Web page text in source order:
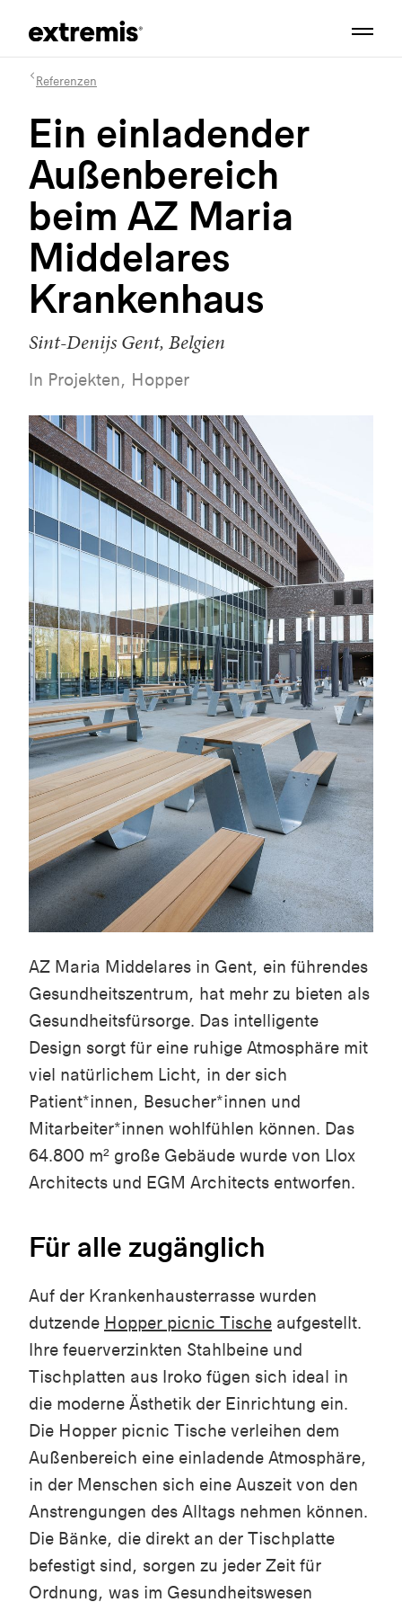
Referenzen
Ein einladender
Außenbereich
beim AZ Maria
Middelares
Krankenhaus
Sint-Denijs Gent, Belgien
In Projekten, Hopper
AZ Maria Middelares in Gent, ein führendes
Gesundheitszentrum, hat mehr zu bieten als
Gesundheitsfürsorge. Das intelligente
Design sorgt für eine ruhige Atmosphäre mit
viel natürlichem Licht, in der sich
Patient*innen, Besucher*innen und
Mitarbeiter*innen wohlfühlen können. Das
64.800 m² große Gebäude wurde von Llox
Architects und EGM Architects entworfen.
Für alle zugänglich
Auf der Krankenhausterrasse wurden
dutzende Hopper picnic Tische aufgestellt.
Ihre feuerverzinkten Stahlbeine und
Tischplatten aus Iroko fügen sich ideal in
die moderne Ästhetik der Einrichtung ein.
Die Hopper picnic Tische verleihen dem
Außenbereich eine einladende Atmosphäre,
in der Menschen sich eine Auszeit von den
Anstrengungen des Alltags nehmen können.
Die Bänke, die direkt an der Tischplatte
befestigt sind, sorgen zu jeder Zeit für
Ordnung, was im Gesundheitswesen